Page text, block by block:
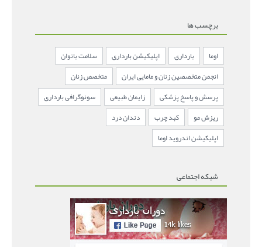
برچسب ها
اوما بارداری اپلیکیشن بارداری
سلامت بانوان
انجمن متخصصین زنان و مامایی ایران
متخصص زنان
پرسش و پاسخ پزشکی
زایمان طبیعی
سونوگرافی بارداری
ریزش مو
کبد چرب
دندان درد
اپلیکیشن اندروید اوما
شبکه اجتماعی